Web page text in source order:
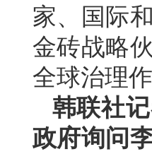
家、国际
金砖战略
全球治理
韩联社
政府询问